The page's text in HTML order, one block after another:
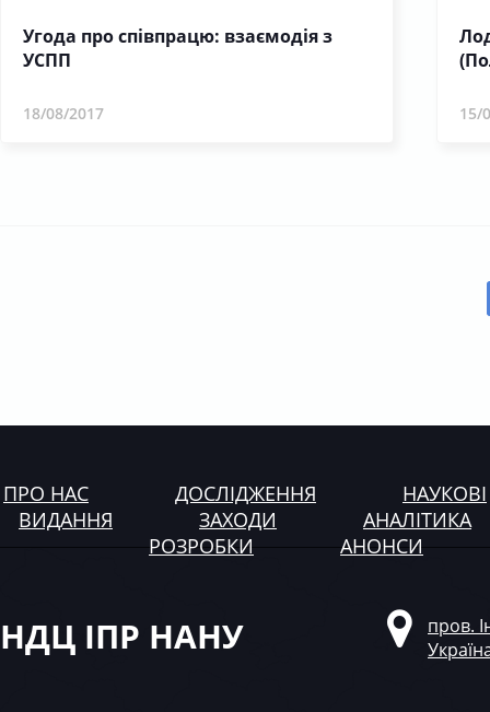
Угода про співпрацю: взаємодія з
УСПП
18/08/2017 15/
ПРО НАС ДОСЛІДЖЕННЯ
НАУКОВІ
ВИДАННЯ
ЗАХОДИ
АНАЛІТИКА
РОЗРОБКИ
АНОНСИ
НДЦ ІПР НАНУ
пров.